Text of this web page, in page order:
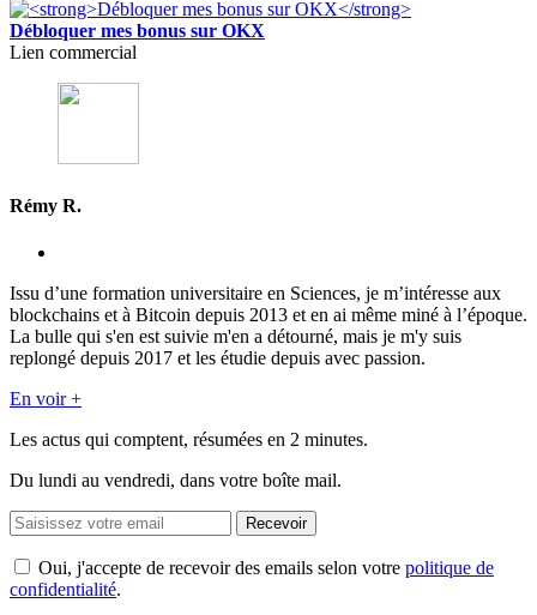
Débloquer mes bonus sur OKX
Lien commercial
Rémy R.
Issu d’une formation universitaire en Sciences, je m’intéresse aux
blockchains et à Bitcoin depuis 2013 et en ai même miné à l’époque.
La bulle qui s'en est suivie m'en a détourné, mais je m'y suis
replongé depuis 2017 et les étudie depuis avec passion.
En voir +
Les actus qui comptent, résumées en 2 minutes.
Du lundi au vendredi, dans votre boîte mail.
Recevoir
Oui, j'accepte de recevoir des emails selon votre politique de
confidentialité.